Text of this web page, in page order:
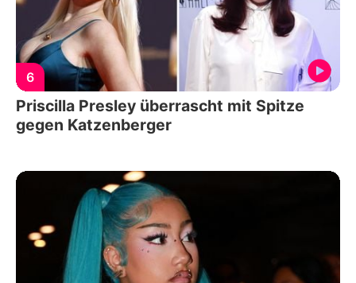
6
Priscilla Presley überrascht mit Spitze
gegen Katzenberger